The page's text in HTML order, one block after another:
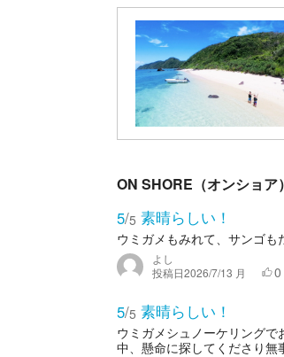
ON SHORE（オンショア
5/5 素晴らしい！
ウミガメもみれて、サンゴも
よし
投稿日2026/7/13 月 0
5/5 素晴らしい！
ウミガメシュノーケリング
中、懸命に探してくださり